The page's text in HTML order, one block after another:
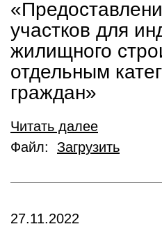
участков для
жилищного
отдельным
граждан»
Читать далее
Файл: Загрузить
27.11.2022